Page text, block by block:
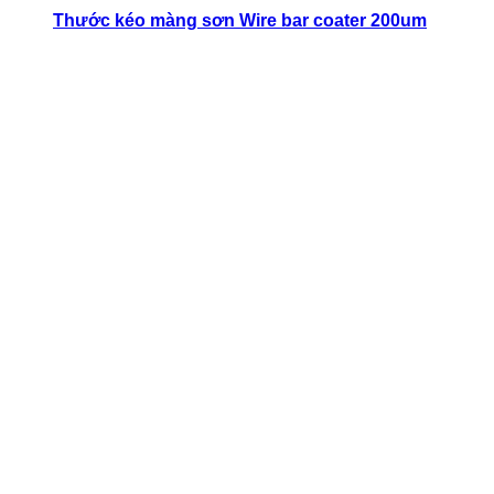
Thước kéo màng sơn Wire bar coater 200um